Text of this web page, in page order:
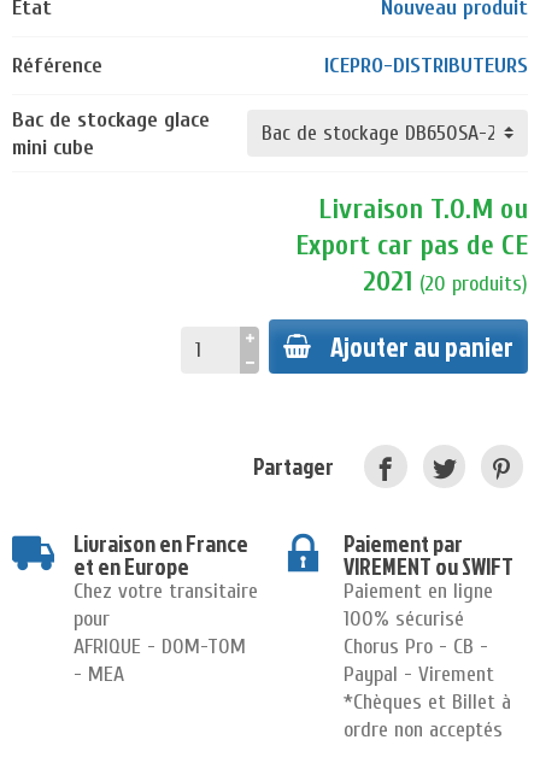
État Nouveau produit
Référence ICEPRO-DISTRIBUTEURS
Bac de stockage glace
mini cube
Livraison T.O.M ou
Export car pas de CE
2021 (20 produits)
Ajouter au panier
Partager
Livraison en France
et en Europe
Chez votre transitaire
pour
AFRIQUE - DOM-TOM
- MEA
Paiement par
VIREMENT ou SWIFT
Paiement en ligne
100% sécurisé
Chorus Pro - CB -
Paypal - Virement
*Chèques et Billet à
ordre non acceptés